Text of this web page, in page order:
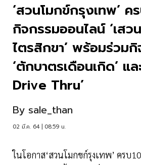
‘สวนโมกข์กรุงเทพ’
กิจกรรมออนไลน์ ‘เสว
ไตรสิกขา’ พร้อมร่วม
‘ตักบาตรเดือนเกิด’ แ
Drive Thru’
By sale_than
02 มี.ค. 64 | 08:59 น.
ในโอกาส‘สวนโมกขก์รุงเทพ’ ครบ